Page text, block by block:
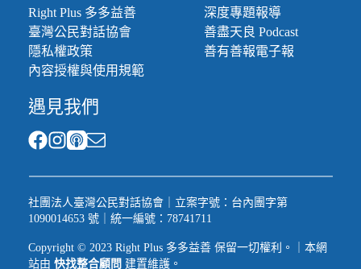
Right Plus 多多益善
臺灣公民對話協會
隱私權政策
內容授權與使用規範
深度專題報導
善盡天良 Podcast
善有善報電子報
遇見我們
社團法人臺灣公民對話協會｜立案字號：台內團字第
1090014653 號｜統一編號：78741711
Copyright © 2023 Right Plus 多多益善 保留一切權利。｜本網
站由 快找整合顧問 建置維護。